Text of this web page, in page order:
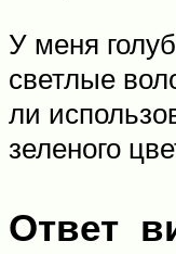
У меня
светлые
ли
зеленого
Ответ